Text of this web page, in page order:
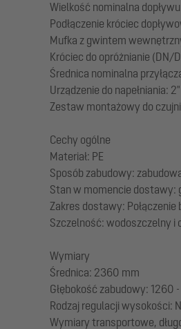
Wielkość nominalna
Podłączenie króciec
Mufka z gwintem
Króciec do opróżnianie (DN/
Średnica nominalna
Urządzenie do napełniania: 2"
Zestaw montażowy do
Cechy ogólne
Materiał: PE
Sposób zabudowy:
Stan w momencie dostawy:
Zakres dostawy:
Szczelność: wodoszczelny i
Wymiary
Średnica: 2360 mm
Głębokość zabudowy: 1260
Rodzaj regulacji wysokości:
Wymiary transportowe,